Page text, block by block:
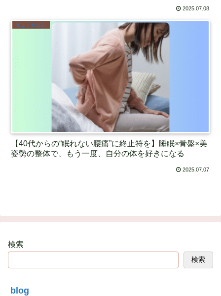
2025.07.08
気まぐれ日記
【40代からの“眠れない腰痛”に終止符を】睡眠×骨盤×美
姿勢の整体で、もう一度、自分の体を好きになる
2025.07.07
検索
検索
blog